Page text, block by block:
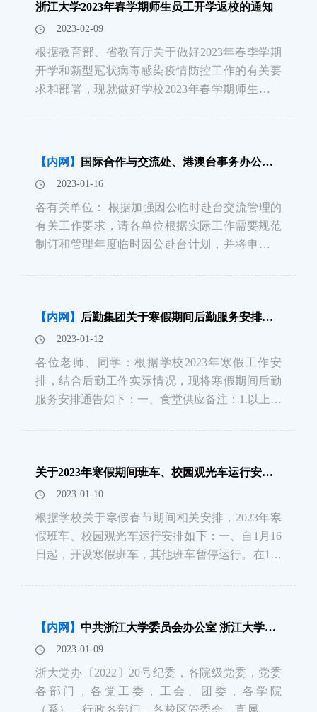
浙江大学2023年春学期师生员工开学返校的通知
2023-02-09
根据教育部、省教育厅关于做好2023年春季学期
开学和新型冠状病毒感染疫情防控工作的有关要
求和部署，现就做好学校2023年春学期师生员工
册，2月27日开始春学期上课。二
【内网】 国际合作与交流处、港澳台事务办公室关于申报2023年度因公临时赴台计划的通知
2023-01-16
各有关单位： 根据加强因公临时赴台交流管理的
有关工作要求，请各单位根据实际工作需要规范
制订和管理年度临时因公赴台计划，并将申报表
88981875特
【内网】 后勤集团关于寒假期间后勤服务安排的通告
2023-01-12
各位老师、同学：根据学校2023年寒假工作安
排，结合后勤工作实际情况，现将寒假期间后勤
服务安排通告如下：一、食堂供应备注：1.以上安
至1月27日暂停服
关于2023年寒假期间班车、校园观光车运行安排的通知
2023-01-10
根据学校关于寒假春节期间相关安排，2023年寒
假班车、校园观光车运行安排如下：一、自1月16
日起，开设寒假班车，其他班车暂停运行。在1月
车在1月16日-2月1
【内网】 中共浙江大学委员会办公室 浙江大学校长办公室关于寒假春节期间相关安排和做好安全管理各项工作的通知
2023-01-09
浙大党办〔2022〕20号纪委，各院级党委，党委
各部门，各党工委，工会、团委，各学院